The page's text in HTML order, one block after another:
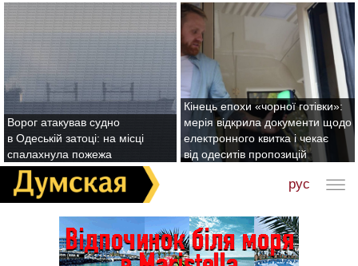
Ворог атакував судно
в Одеській затоці: на місці
спалахнула пожежа
Кінець епохи «чорної готівки»:
мерія відкрила документи щодо
електронного квитка і чекає
від одеситів пропозицій
рус